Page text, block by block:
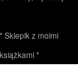
* Sklepik z moimi
książkami *